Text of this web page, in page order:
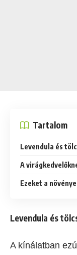
Tartalom
Levendula és
A
Ezeket a
Levendula és
A kínálatban